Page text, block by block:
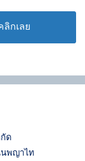
กเลย
ด
นพญาไท